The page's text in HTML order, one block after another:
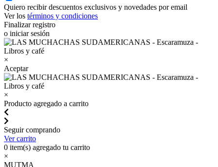
Quiero recibir descuentos exclusivos y novedades por email
Ver los términos y condiciones
Finalizar registro
o iniciar sesión
×
Aceptar
×
Producto agregado a carrito
Seguir comprando
Ver carrito
0 item(s) agregado tu carrito
×
MUTMA